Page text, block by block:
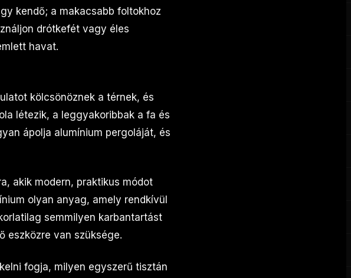
kendő; a makacsabb foltokhoz
drótkefét vagy éles
havat.
kölcsönöznek a térnek, és
létezik, a leggyakoribbak a fa és
ápolja alumínium pergoláját, és
akik modern, praktikus módot
olyan anyag, amely rendkívül
semmilyen karbantartást
eszközre van szüksége.
fogja, milyen egyszerű tisztán